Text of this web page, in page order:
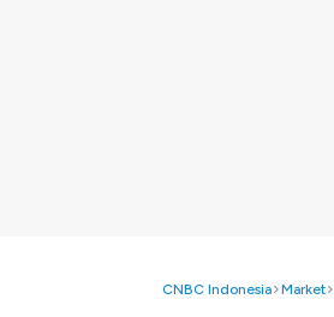
CNBC Indonesia Market